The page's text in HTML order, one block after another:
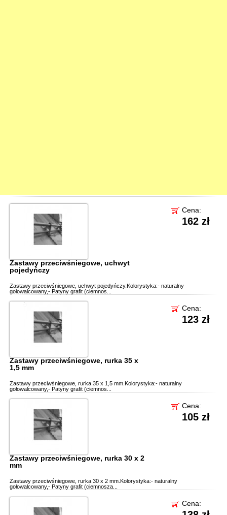
Zastawy przeciwśniegowe, uchwyt
pojedyńczy
Zastawy przeciwśniegowe, uchwyt pojedyńczy.Kolorystyka:- naturalny
gołowalcowany,- Patyny grafit (ciemnos...
Cena:
162 zł
Zastawy przeciwśniegowe, rurka 35 x
1,5 mm
Zastawy przeciwśniegowe, rurka 35 x 1,5 mm.Kolorystyka:- naturalny
gołowalcowany,- Patyny grafit (ciemnos...
Cena:
123 zł
Zastawy przeciwśniegowe, rurka 30 x 2
mm
Zastawy przeciwśniegowe, rurka 30 x 2 mm.Kolorystyka:- naturalny
gołowalcowany,- Patyny grafit (ciemnosza...
Cena:
105 zł
Cena: